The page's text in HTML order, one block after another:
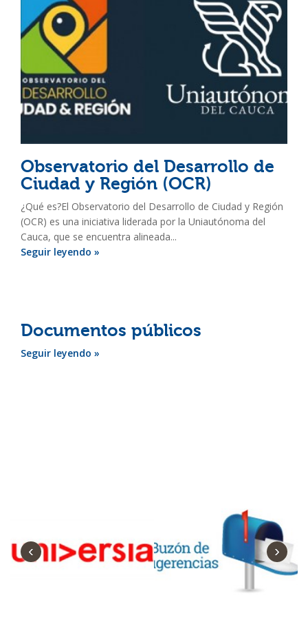
Observatorio del Desarrollo de
Ciudad y Región (OCR)
¿Qué es?El Observatorio del Desarrollo de Ciudad y Región
(OCR) es una iniciativa liderada por la Uniautónoma del
Cauca, que se encuentra alineada...
Seguir leyendo »
Documentos públicos
Seguir leyendo »
‹ ›